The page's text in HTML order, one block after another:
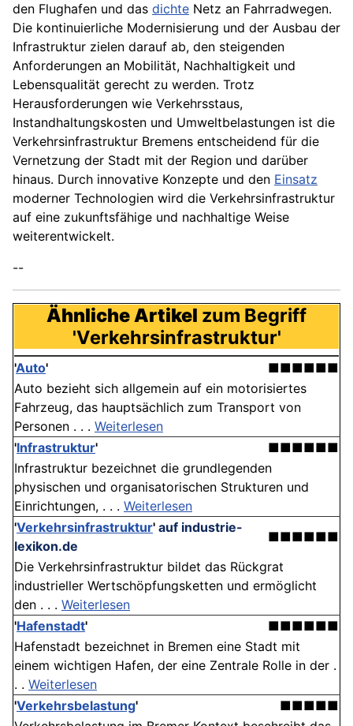
den Flughafen und das dichte Netz an Fahrradwegen.
Die kontinuierliche Modernisierung und der Ausbau der
Infrastruktur zielen darauf ab, den steigenden
Anforderungen an Mobilität, Nachhaltigkeit und
Lebensqualität gerecht zu werden. Trotz
Herausforderungen wie Verkehrsstaus,
Instandhaltungskosten und Umweltbelastungen ist die
Verkehrsinfrastruktur Bremens entscheidend für die
Vernetzung der Stadt mit der Region und darüber
hinaus. Durch innovative Konzepte und den Einsatz
moderner Technologien wird die Verkehrsinfrastruktur
auf eine zukunftsfähige und nachhaltige Weise
weiterentwickelt.
--
Ähnliche Artikel zum Begriff
'Verkehrsinfrastruktur'
'Auto'
■■■■■■
Auto bezieht sich allgemein auf ein motorisiertes
Fahrzeug, das hauptsächlich zum Transport von
Personen . . . Weiterlesen
'Infrastruktur'
■■■■■■
Infrastruktur bezeichnet die grundlegenden
physischen und organisatorischen Strukturen und
Einrichtungen, . . . Weiterlesen
'Verkehrsinfrastruktur' auf industrie-
lexikon.de
■■■■■■
Die Verkehrsinfrastruktur bildet das Rückgrat
industrieller Wertschöpfungsketten und ermöglicht
den . . . Weiterlesen
'Hafenstadt'
■■■■■■
Hafenstadt bezeichnet in Bremen eine Stadt mit
einem wichtigen Hafen, der eine Zentrale Rolle in der .
. . Weiterlesen
'Verkehrsbelastung'
■■■■■